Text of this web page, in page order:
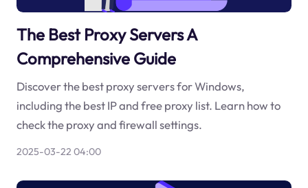
The Best Proxy Servers A
Comprehensive Guide
Discover the best proxy servers for Windows,
including the best IP and free proxy list. Learn how to
check the proxy and firewall settings.
2025-03-22 04:00